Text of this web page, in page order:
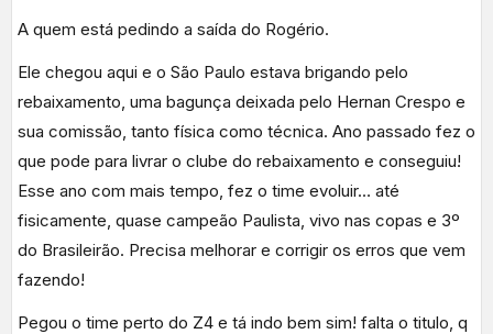
A quem está pedindo a saída do Rogério.
Ele chegou aqui e o São Paulo estava brigando pelo
rebaixamento, uma bagunça deixada pelo Hernan Crespo e
sua comissão, tanto física como técnica. Ano passado fez o
que pode para livrar o clube do rebaixamento e conseguiu!
Esse ano com mais tempo, fez o time evoluir… até
fisicamente, quase campeão Paulista, vivo nas copas e 3º
do Brasileirão. Precisa melhorar e corrigir os erros que vem
fazendo!
Pegou o time perto do Z4 e tá indo bem sim! falta o titulo, q